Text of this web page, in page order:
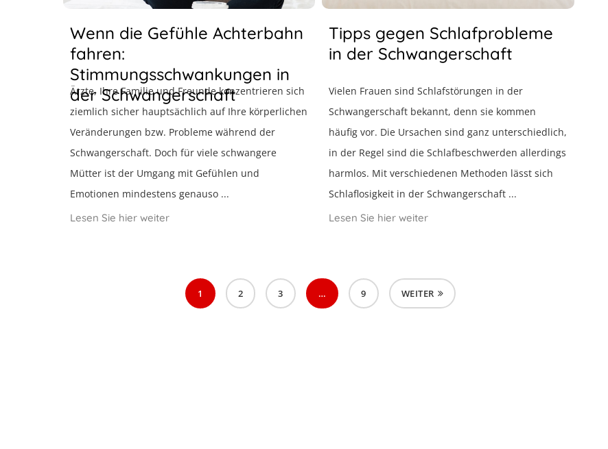
Wenn die Gefühle Achterbahn
fahren:
Stimmungsschwankungen in
der Schwangerschaft
Ärzte, Ihre Familie und Freunde konzentrieren sich
ziemlich sicher hauptsächlich auf Ihre körperlichen
Veränderungen bzw. Probleme während der
Schwangerschaft. Doch für viele schwangere
Mütter ist der Umgang mit Gefühlen und
Emotionen mindestens genauso ...
Lesen Sie hier weiter
Tipps gegen Schlafprobleme
in der Schwangerschaft
Vielen Frauen sind Schlafstörungen in der
Schwangerschaft bekannt, denn sie kommen
häufig vor. Die Ursachen sind ganz unterschiedlich,
in der Regel sind die Schlafbeschwerden allerdings
harmlos. Mit verschiedenen Methoden lässt sich
Schlaflosigkeit in der Schwangerschaft ...
Lesen Sie hier weiter
1 2 3 … 9 WEITER